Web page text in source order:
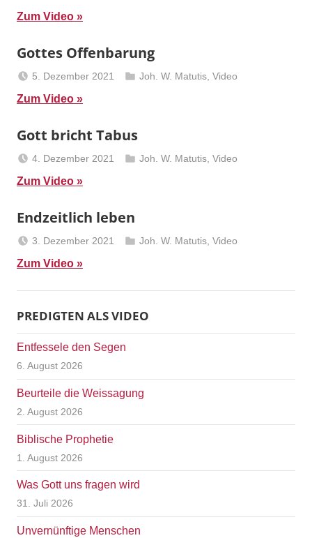
Zum Video
Gottes Offenbarung
5. Dezember 2021
Joh. W. Matutis ,Video
Zum Video
Gott bricht Tabus
4. Dezember 2021
Joh. W. Matutis ,Video
Zum Video
Endzeitlich leben
3. Dezember 2021
Joh. W. Matutis ,Video
Zum Video
PREDIGTEN ALS VIDEO
Entfessele den Segen
6. August 2026
Beurteile die Weissagung
2. August 2026
Biblische Prophetie
1. August 2026
Was Gott uns fragen wird
31. Juli 2026
Unvernünftige Menschen